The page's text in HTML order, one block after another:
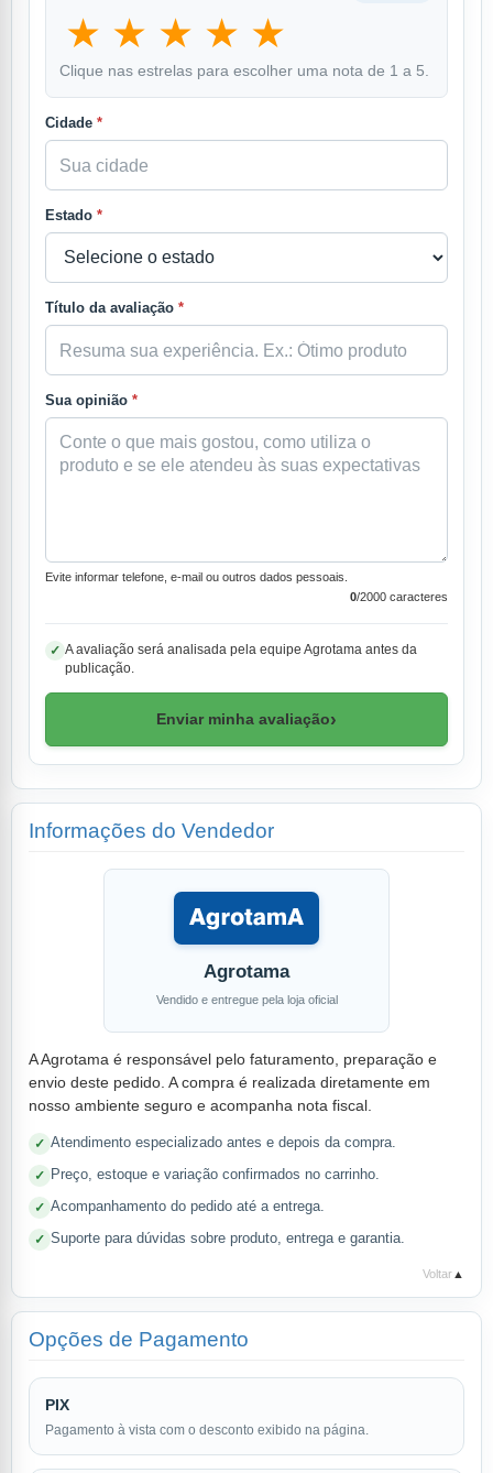
★
★
★
★
★
Clique nas estrelas para escolher uma nota de 1 a 5.
Cidade *
Estado *
Título da avaliação *
Sua opinião *
Evite informar telefone, e-mail ou outros dados pessoais.
0/2000 caracteres
✓ A avaliação será analisada pela equipe Agrotama antes da
publicação.
Enviar minha avaliação›
Informações do Vendedor
Agrotama
Vendido e entregue pela loja oficial
A Agrotama é responsável pelo faturamento, preparação e
envio deste pedido. A compra é realizada diretamente em
nosso ambiente seguro e acompanha nota fiscal.
Atendimento especializado antes e depois da compra.
Preço, estoque e variação confirmados no carrinho.
Acompanhamento do pedido até a entrega.
Suporte para dúvidas sobre produto, entrega e garantia.
Voltar ▲
Opções de Pagamento
PIX
Pagamento à vista com o desconto exibido na página.